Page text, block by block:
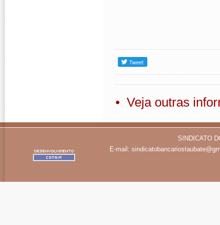
• Veja outras
SINDICATO
E-mail: